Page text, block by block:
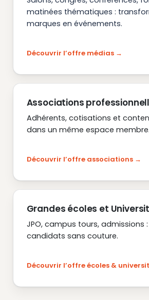
matinées thématiques :
marques en événements.
Découvrir l’offre médias
Associations
Adhérents, cotisations et
dans un même espace membre.
Découvrir l’offre associations
Grandes écoles et
JPO, campus tours, admissions
candidats sans couture.
Découvrir l’offre écoles &